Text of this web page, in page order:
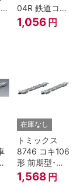
04R 鉄道コレ
クション
1,056 円
在庫なし
トミックス
8746 コキ106
形 前期型･新
塗装･コンテ
ナなし･2両セ
1,568 円